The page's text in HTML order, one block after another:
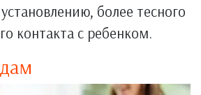
более тесного
контакта с ребенком.